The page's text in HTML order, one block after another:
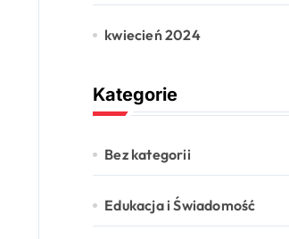
kwiecień 2024
Kategorie
Bez kategorii
Edukacja i Świadomość